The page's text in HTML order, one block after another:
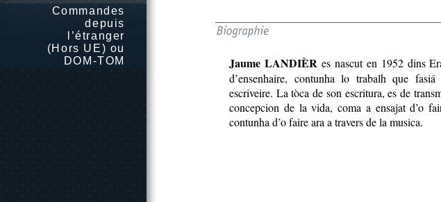
Commandes
depuis
l’étranger
(Hors UE) ou
DOM-TOM
Jaume LANDIÈR es nascut en 1952 dins
d’ensenhaire, contunha lo trabalh que
escriveire. La tòca de son escritura, es de
concepcion de la vida, coma a ensajat d’o
contunha d’o faire ara a travers de la musica.